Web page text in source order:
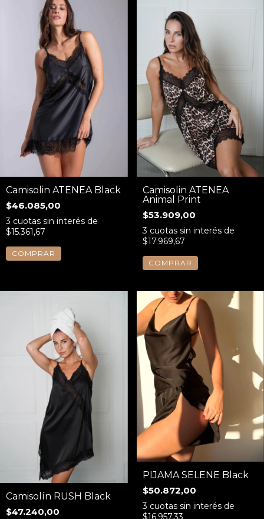
Camisolin ATENEA Black
$46.085,00
3 cuotas sin interés de
$15.361,67
COMPRAR
Camisolin ATENEA
Animal Print
$53.909,00
3 cuotas sin interés de
$17.969,67
COMPRAR
Camisolín RUSH Black
$47.240,00
PIJAMA SELENE Black
$50.872,00
3 cuotas sin interés de
$16.957,33